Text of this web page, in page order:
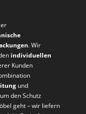
. Wir
individuellen
Kunden
und
den Schutz
geht – wir liefern